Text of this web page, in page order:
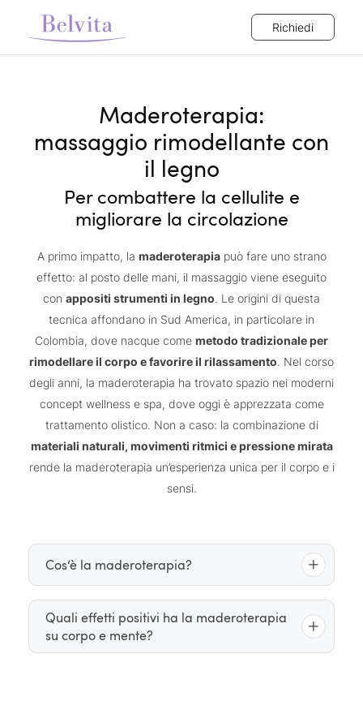
Richiedi
Maderoterapia:
massaggio rimodellante con
il legno
Per combattere la cellulite e
migliorare la circolazione
A primo impatto, la maderoterapiapuò fare uno strano
effetto: al posto delle mani, il massaggio viene eseguito
con appositi strumenti in legno. Le origini di questa
tecnica affondano in Sud America, in particolare in
Colombia, dove nacque come metodo tradizionale per
rimodellare il corpo e favorire il rilassamento. Nel corso
degli anni, la maderoterapia ha trovato spazio nei moderni
concept wellness e spa, dove oggi è apprezzata come
trattamento olistico. Non a caso: la combinazione di
materiali naturali, movimenti ritmici e pressione mirata
rende la maderoterapia un’esperienza unica per il corpo e i
sensi.
Cos‘è la maderoterapia?
La maderoterapia è una forma di massaggio
manuale che utilizza
rulli, sfere e spatole in legno
Quali effetti positivi ha la maderoterapia
su corpo e mente?